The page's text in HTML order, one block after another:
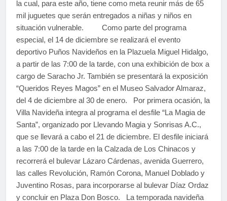
la cual, para este año, tiene como meta reunir más de 65
mil juguetes que serán entregados a niñas y niños en
situación vulnerable. Como parte del programa
especial, el 14 de diciembre se realizará el evento
deportivo Puños Navideños en la Plazuela Miguel Hidalgo,
a partir de las 7:00 de la tarde, con una exhibición de box a
cargo de Saracho Jr. También se presentará la exposición
“Queridos Reyes Magos” en el Museo Salvador Almaraz,
del 4 de diciembre al 30 de enero. Por primera ocasión, la
Villa Navideña integra al programa el desfile “La Magia de
Santa”, organizado por Llevando Magia y Sonrisas A.C.,
que se llevará a cabo el 21 de diciembre. El desfile iniciará
a las 7:00 de la tarde en la Calzada de Los Chinacos y
recorrerá el bulevar Lázaro Cárdenas, avenida Guerrero,
las calles Revolución, Ramón Corona, Manuel Doblado y
Juventino Rosas, para incorporarse al bulevar Díaz Ordaz
y concluir en Plaza Don Bosco. La temporada navideña